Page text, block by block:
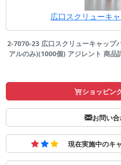
広口スクリューキ
2-7070-23 広口スクリューキャップ
アルのみ)(1000個) アジレント 商
ショッピン
お問い
現在実施中のキ